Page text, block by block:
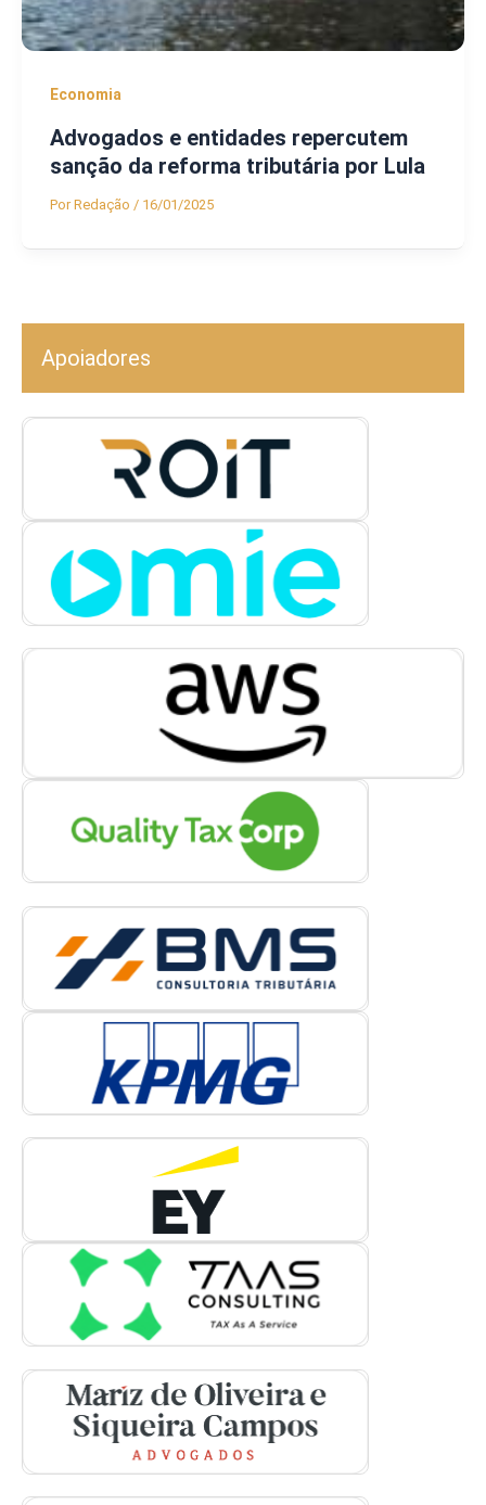
Economia
Advogados e entidades repercutem
sanção da reforma tributária por Lula
PorRedação / 16/01/2025
Apoiadores